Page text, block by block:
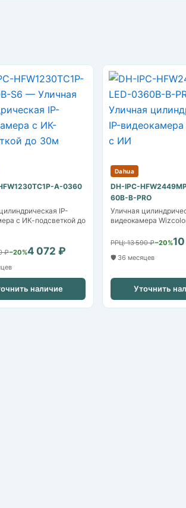
A-0360
IP-
с ИК-подсветкой до
₽−20%4 072 ₽
наличие
Dahua
DH-IPC-
60B-B-PRO
Уличная
видеокамера
РРЦ: 13 590 ₽−20%
🛡️ 36 месяцев
Уточнить